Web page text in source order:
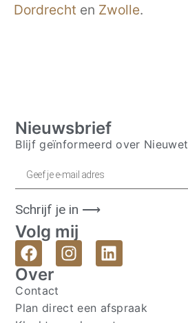
Dordrecht en Zwolle.
Nieuwsbrief
Blijf geïnformeerd over
Schrijf je in ⟶
Volg mij
Over
Contact
Plan direct een afspraak